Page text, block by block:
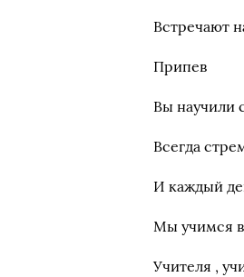
Встречают
Припев
Вы научили
Всегда
И каждый
Мы учимся
Учителя ,